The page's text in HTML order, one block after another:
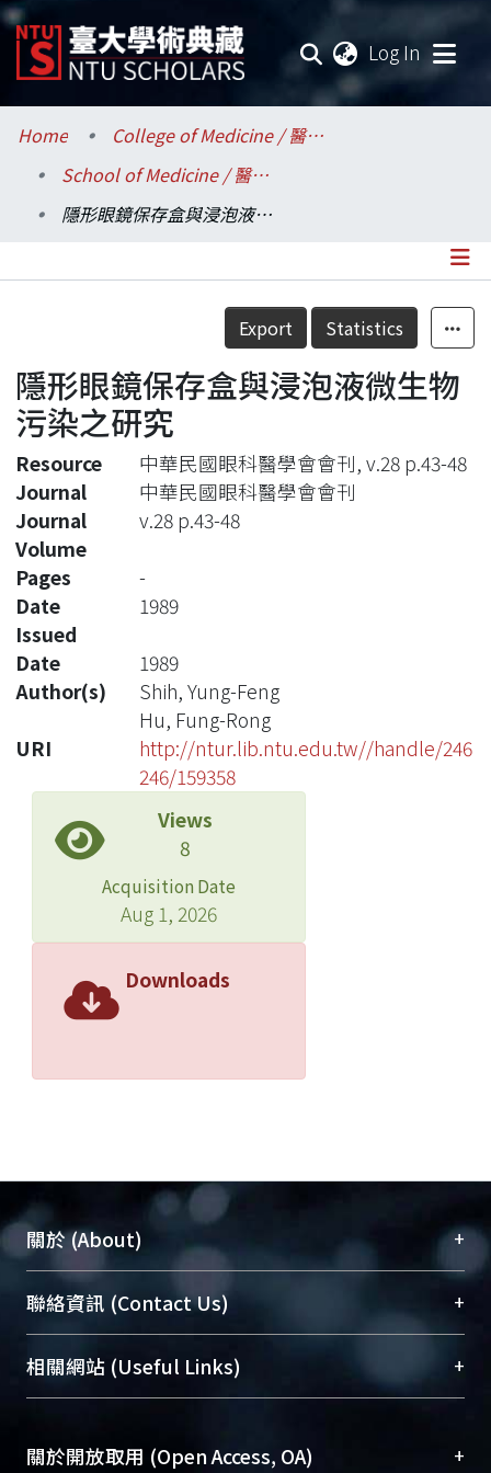
Log In
Communities & Collections
Research Outputs
Statistics
Home
College of Medicine / 醫學院
School of Medicine / 醫學系
隱形眼鏡保存盒與浸泡液微生物污染之研究
Details
Export Statistics
隱形眼鏡保存盒與浸泡液微生物
污染之研究
Resource
中華民國眼科醫學會會刊, v.28 p.43-48
Journal
中華民國眼科醫學會會刊
Journal
Volume
v.28 p.43-48
Pages
-
Date
Issued
1989
Date
1989
Author(s)
Shih, Yung-Feng
Hu, Fung-Rong
URI
http://ntur.lib.ntu.edu.tw//handle/246
246/159358
Views
8
Acquisition Date
Aug 1, 2026
Downloads
關於 (About) +
臺大位居世界頂尖大學之列，為永久珍藏及向國際
展現本校豐碩的研究成果及學術能量，圖書館整合
機構典藏（NTUR）與學術庫（AH）不同功能平
台，成為臺大學術典藏NTU scholars。期能整合研
成果。
聯絡資訊 (Contact Us) +
總館學科館員(Main Library)
醫學圖書館學科館員(Medical Library)
Sciences Library)
相關網站 (Useful Links) +
關於開放取用 (Open Access, OA) +